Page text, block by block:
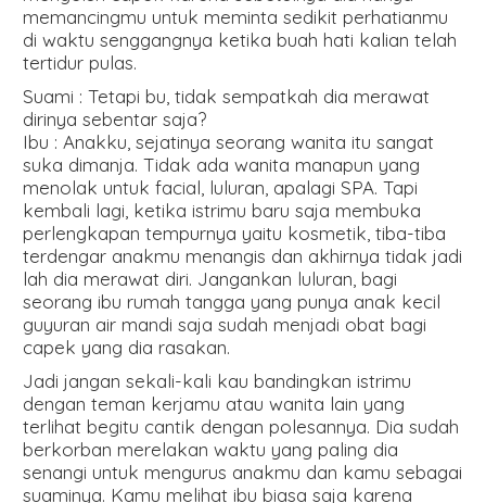
memancingmu untuk meminta sedikit perhatianmu
di waktu senggangnya ketika buah hati kalian telah
tertidur pulas.
Suami : Tetapi bu, tidak sempatkah dia merawat
dirinya sebentar saja?
Ibu : Anakku, sejatinya seorang wanita itu sangat
suka dimanja. Tidak ada wanita manapun yang
menolak untuk facial, luluran, apalagi SPA. Tapi
kembali lagi, ketika istrimu baru saja membuka
perlengkapan tempurnya yaitu kosmetik, tiba-tiba
terdengar anakmu menangis dan akhirnya tidak jadi
lah dia merawat diri. Jangankan luluran, bagi
seorang ibu rumah tangga yang punya anak kecil
guyuran air mandi saja sudah menjadi obat bagi
capek yang dia rasakan.
Jadi jangan sekali-kali kau bandingkan istrimu
dengan teman kerjamu atau wanita lain yang
terlihat begitu cantik dengan polesannya. Dia sudah
berkorban merelakan waktu yang paling dia
senangi untuk mengurus anakmu dan kamu sebagai
suaminya. Kamu melihat ibu biasa saja karena